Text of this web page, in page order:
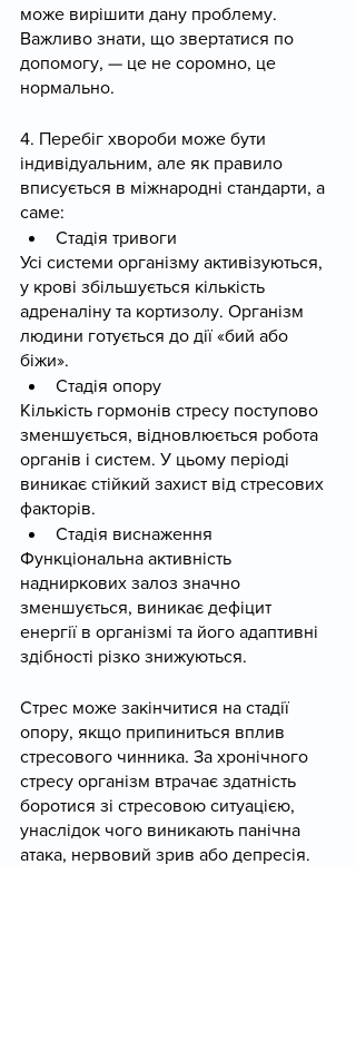
може вирішити дану проблему.
Важливо знати, що звертатися по
допомогу, — це не соромно, це
нормально.
4. Перебіг хвороби може бути
індивідуальним, але як правило
вписується в міжнародні стандарти, а
саме:
Стадія тривоги
Усі системи організму активізуються,
у крові збільшується кількість
адреналіну та кортизолу. Організм
людини готується до дії «бий або
біжи».
Стадія опору
Кількість гормонів стресу поступово
зменшується, відновлюється робота
органів і систем. У цьому періоді
виникає стійкий захист від стресових
факторів.
Стадія виснаження
Функціональна активність
надниркових залоз значно
зменшується, виникає дефіцит
енергії в організмі та його адаптивні
здібності різко знижуються.
Стрес може закінчитися на стадії
опору, якщо припиниться вплив
стресового чинника. За хронічного
стресу організм втрачає здатність
боротися зі стресовою ситуацією,
унаслідок чого виникають панічна
атака, нервовий зрив або депресія.